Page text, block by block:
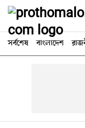
সর্বশেষ বাংলাদেশ